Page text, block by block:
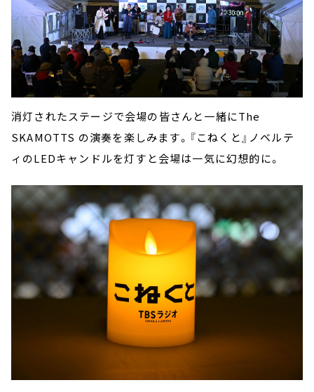
消灯されたステージで会場の皆さんと一緒にThe
SKAMOTTS の演奏を楽しみます。『こねくと』ノベルテ
ィのLEDキャンドルを灯すと会場は一気に幻想的に。